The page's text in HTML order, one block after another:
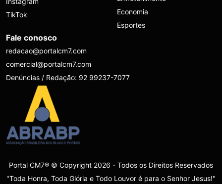
TikTok
Economia
Esportes
Fale conosco
redacao@portalcm7.com
comercial@portalcm7.com
Denúncias / Redação: 92 99237-7077
Portal CM7® © Copyright 2026 - Todos os Direitos Reservados
"Toda Honra, Toda Glória e Todo Louvor é para o Senhor Jesus!"